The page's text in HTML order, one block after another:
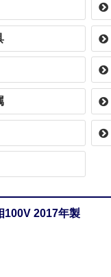
100V 2017年製